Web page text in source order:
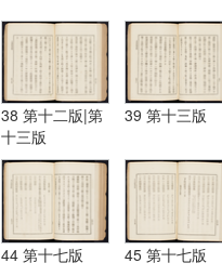
38 第十二版|第
十三版
39 第十三版
44 第十七版 45 第十七版